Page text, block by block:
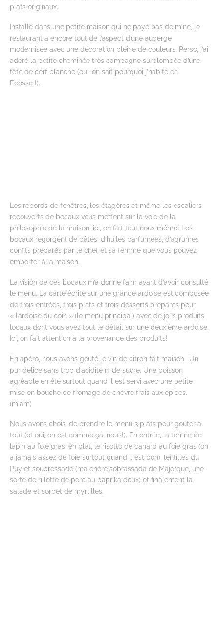
plats originaux.
Installé dans une petite maison qui ne paye pas de mine, le
restaurant a encore tout de l’aspect d’une auberge
modernisée avec une décoration pleine de couleurs. Perso, j’ai
adoré la petite cheminée très campagne surplombée d’une
tête de cerf blanche (oui, on sait pourquoi j’habite en
Ecosse !).
Les rebords de fenêtres, les étagères et même les escaliers
recouverts de bocaux vous mettent sur la voie de la
philosophie de la maison: ici, on fait tout nous même! Les
bocaux regorgent de pâtés, d’huiles parfumées, d’agrumes
confits préparés par le chef et sa femme que vous pouvez
emporter à la maison.
La vision de ces bocaux m’a donné faim avant d’avoir consulté
le menu. La carte écrite sur une grande ardoise est composée
de trois entrées, trois plats et trois desserts préparés pour
« l’ardoise du coin » (le menu principal) avec de jolis produits
locaux dont vous avez tout le détail sur une deuxième ardoise.
Ici, on fait attention à la provenance des produits!
En apéro, nous avons gouté le vin de citron fait maison… Un
pur délice sans trop d’acidité ni de sucre. Une boisson
agréable en été surtout quand il est servi avec une petite
mise en bouche de fromage de chèvre frais aux épices.
(miam)
Nous avons choisi de prendre le menu 3 plats pour gouter à
tout (et oui, on est comme ça, nous!). En entrée, la terrine de
lapin au foie gras; en plat, le risotto de canard au foie gras (on
a jamais assez de foie surtout quand il est bon), lentilles du
Puy et soubressade (ma chère sobrassada de Majorque, une
sorte de rillette de porc au paprika doux) et finalement la
salade et sorbet de myrtilles.